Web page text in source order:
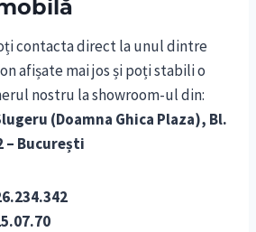
contacta direct la unul dintre
afișate mai jos și poți stabili o
nostru la showroom-ul din:
(Doamna Ghica Plaza), Bl.
– București